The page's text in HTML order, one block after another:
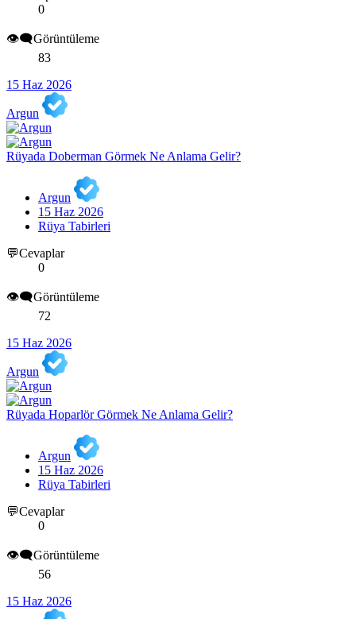
0
👁️‍🗨️Görüntüleme
83
15 Haz 2026
Argun
Rüyada Doberman Görmek Ne Anlama Gelir?
Argun
15 Haz 2026
Rüya Tabirleri
💬Cevaplar
0
👁️‍🗨️Görüntüleme
72
15 Haz 2026
Argun
Rüyada Hoparlör Görmek Ne Anlama Gelir?
Argun
15 Haz 2026
Rüya Tabirleri
💬Cevaplar
0
👁️‍🗨️Görüntüleme
56
15 Haz 2026